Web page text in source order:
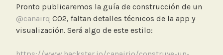
Pronto publicaremos la guía de construcción de un
@canairq CO2, faltan detalles técnicos de la app y
visualización. Será algo de este estilo: